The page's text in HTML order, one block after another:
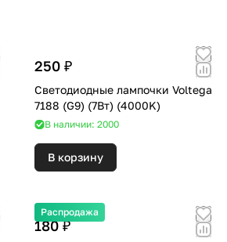
250 ₽
Светодиодные лампочки Voltega
7188 (G9) (7Вт) (4000K)
В наличии: 2000
В корзину
Распродажа
180 ₽